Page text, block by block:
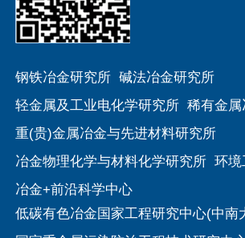
钢铁冶金研究所 碱法冶金研究所
轻金属及工业电化学研究所 稀有金
重(贵)金属冶金与先进材料研究所
冶金物理化学与材料化学研究所 环境
冶金+前沿科学中心
低碳有色冶金国家工程研究中心(中南